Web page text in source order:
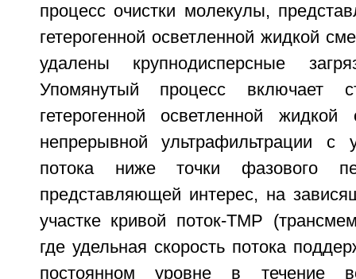
процесс очистки молекулы,
гетерогенной осветленной жидкой
удалены крупнодисперсные
Упомянутый процесс включает
гетерогенной осветленной жидкой
непрерывной ультрафильтрации с
потока ниже точки фазового
представляющей интерес, на
участке кривой поток-ТМР
где удельная скорость потока
постоянном уровне в течение